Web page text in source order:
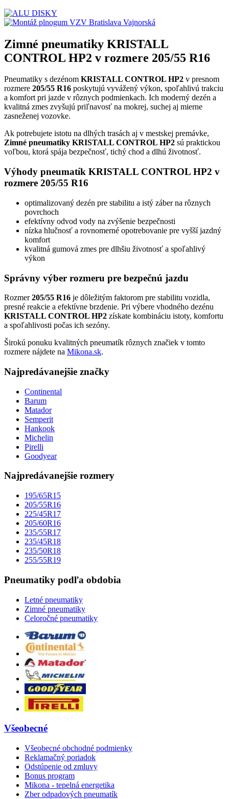
Zimné pneumatiky KRISTALL
CONTROL HP2 v rozmere 205/55 R16
Pneumatiky s dezénom KRISTALL CONTROL HP2 v presnom
rozmere 205/55 R16 poskytujú vyvážený výkon, spoľahlivú trakciu
a komfort pri jazde v rôznych podmienkach. Ich moderný dezén a
kvalitná zmes zvyšujú priľnavosť na mokrej, suchej aj mierne
zasneženej vozovke.
Ak potrebujete istotu na dlhých trasách aj v mestskej premávke,
Zimné pneumatiky KRISTALL CONTROL HP2 sú praktickou
voľbou, ktorá spája bezpečnosť, tichý chod a dlhú životnosť.
Výhody pneumatík KRISTALL CONTROL HP2 v
rozmere 205/55 R16
optimalizovaný dezén pre stabilitu a istý záber na rôznych
povrchoch
efektívny odvod vody na zvýšenie bezpečnosti
nízka hlučnosť a rovnomerné opotrebovanie pre vyšší jazdný
komfort
kvalitná gumová zmes pre dlhšiu životnosť a spoľahlivý
výkon
Správny výber rozmeru pre bezpečnú jazdu
Rozmer205/55 R16 je dôležitým faktorom pre stabilitu vozidla,
presné reakcie a efektívne brzdenie. Pri výbere vhodného dezénu
KRISTALL CONTROL HP2 získate kombináciu istoty, komfortu
a spoľahlivosti počas ich sezóny.
Širokú ponuku kvalitných pneumatík rôznych značiek v tomto
rozmere nájdete na Mikona.sk.
Najpredávanejšie značky
Continental
Barum
Matador
Semperit
Hankook
Michelin
Pirelli
Goodyear
Najpredávanejšie rozmery
195/65R15
205/55R16
225/45R17
205/60R16
235/55R17
235/45R18
235/50R18
255/55R19
Pneumatiky podľa obdobia
Letné pneumatiky
Zimné pneumatiky
Celoročné pneumatiky
Všeobecné
Všeobecné obchodné podmienky
Reklamačný poriadok
Odstúpenie od zmluvy
Bonus program
Mikona - tepelná energetika
Zber odpadových pneumatík